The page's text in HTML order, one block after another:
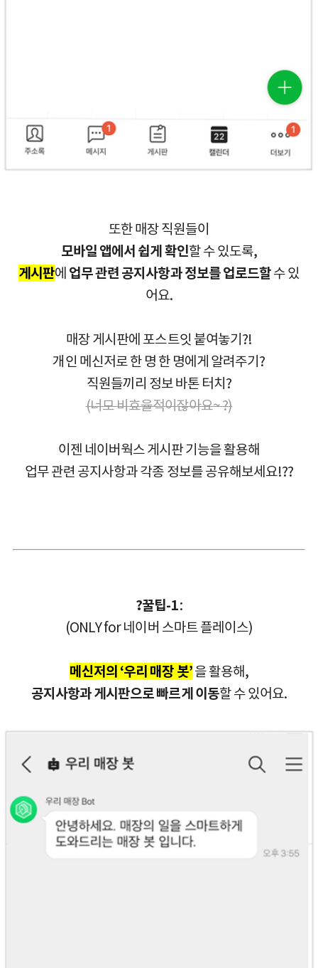
또한 매장 직원들이
모바일 앱에서 쉽게 확인할 수 있도록,
게시판에 업무 관련 공지사항과 정보를 업로드할수 있
어요.
매장 게시판에 포스트잇 붙여놓기?!
개인 메신저로 한 명 한 명에게 알려주기?
직원들끼리 정보 바톤 터치?
(너모 비효율적이잖아요~?)
이젠 네이버웍스 게시판 기능을 활용해
업무 관련 공지사항과 각종 정보를 공유해보세요!??
?꿀팁-1:
(ONLY for 네이버 스마트 플레이스)
메신저의 ‘우리 매장 봇’을 활용해,
공지사항과 게시판으로 빠르게 이동할 수 있어요.